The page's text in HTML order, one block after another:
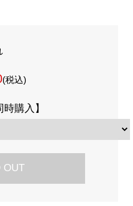
(税込)
時購入】
OUT